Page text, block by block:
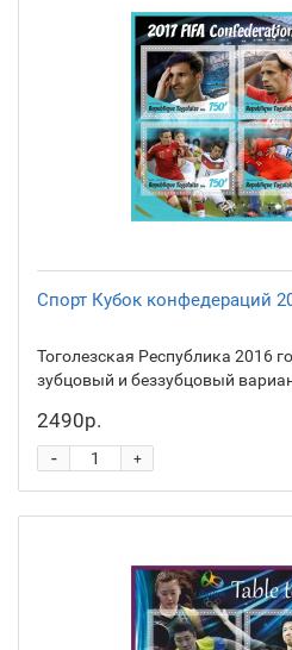
Спорт Кубок конфедераций
Тоголезская Республика 2016
зубцовый и беззубцовый
2490р.
+
-